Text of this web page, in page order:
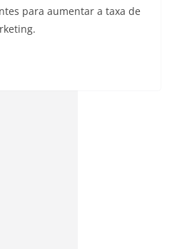
para aumentar a taxa de